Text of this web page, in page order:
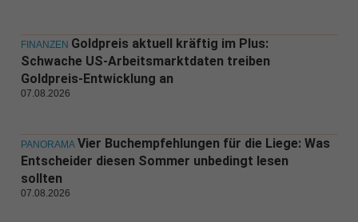
FINANZEN Goldpreis aktuell kräftig im Plus:
Schwache US-Arbeitsmarktdaten treiben
Goldpreis-Entwicklung an
07.08.2026
PANORAMA Vier Buchempfehlungen für die Liege: Was
Entscheider diesen Sommer unbedingt lesen
sollten
07.08.2026